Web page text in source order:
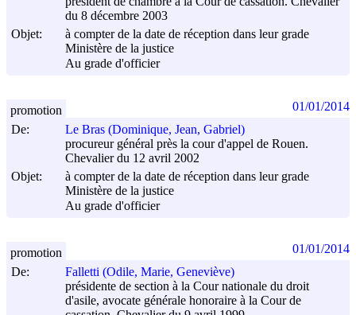
du 8 décembre 2003
Objet:
à compter de la date de réception dans leur grade
Ministère de la justice
Au grade d'officier
De:
Le Bras (Dominique, Jean, Gabriel)
procureur général près la cour d'appel de Rouen.
Chevalier du 12 avril 2002
Objet:
à compter de la date de réception dans leur grade
Ministère de la justice
Au grade d'officier
promotion 01/01/2014
De:
Falletti (Odile, Marie, Geneviève)
présidente de section à la Cour nationale du droit
d'asile, avocate générale honoraire à la Cour de
promotion 01/01/2014